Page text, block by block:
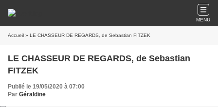
MENU
Accueil » LE CHASSEUR DE REGARDS, de Sebastian FITZEK
LE CHASSEUR DE REGARDS, de Sebastian
FITZEK
Publié le 19/05/2020 à 07:00
Par Géraldine